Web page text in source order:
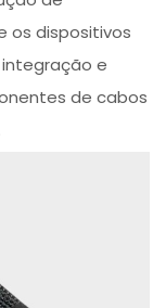
os dispositivos
e
de cabos